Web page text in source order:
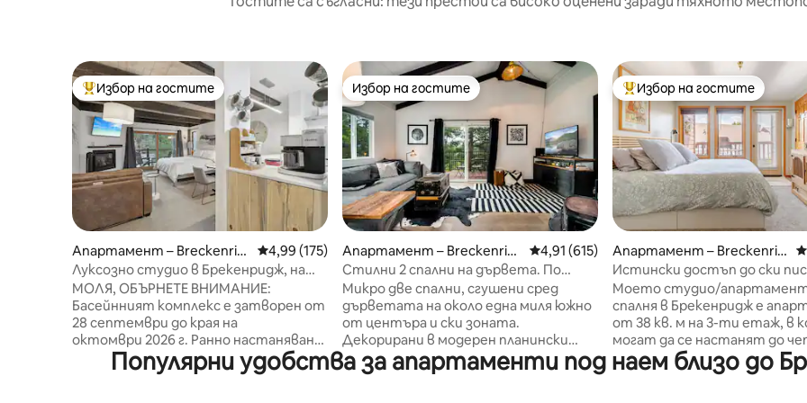
Най-популярен избор на гостите
Избор на гостите
Апартамент – Breckenrid
ge
Средна оценка: 4,99 от 5, 175 отзива
4,99 (175)
Луксозно студио в Брекенридж, на
няколко крачки от града/лифтовете
МОЛЯ, ОБЪРНЕТЕ ВНИМАНИЕ:
Басейнният комплекс е затворен от
28 септември до края на
октомври 2026 г. Ранно настаняване/
късно освобождаване не се предлага.
Отпуснете се в това спокойно и
Избор на гостите
Избор на гостите
Апартамент – Breckenrid
ge
Средна оценка: 4,91 от 5, 615 отзива
4,91 (615)
Стилни 2 спални на дървета. По
безплатен автобусен маршрут
Микро две спални, сгушени сред
дърветата на около една миля южно
от центъра и ски зоната.
Декорирани в модерен планински
стил, ние имаме всичко необходимо
за едно фантастично място за
Най-популярен избор на
Избор на гостите
Апартамент – Breckenrid
ge
Истински достъп до ски
пешеходно разстояние до
Стрийт!
Моето студио/апартамент
спалня в Брекенридж е
от 38 кв. м на 3-ти етаж, в
могат да се настанят до
души. Насладете се на
местоположението „ски в,
Популярни удобства за апартаменти под наем близо до